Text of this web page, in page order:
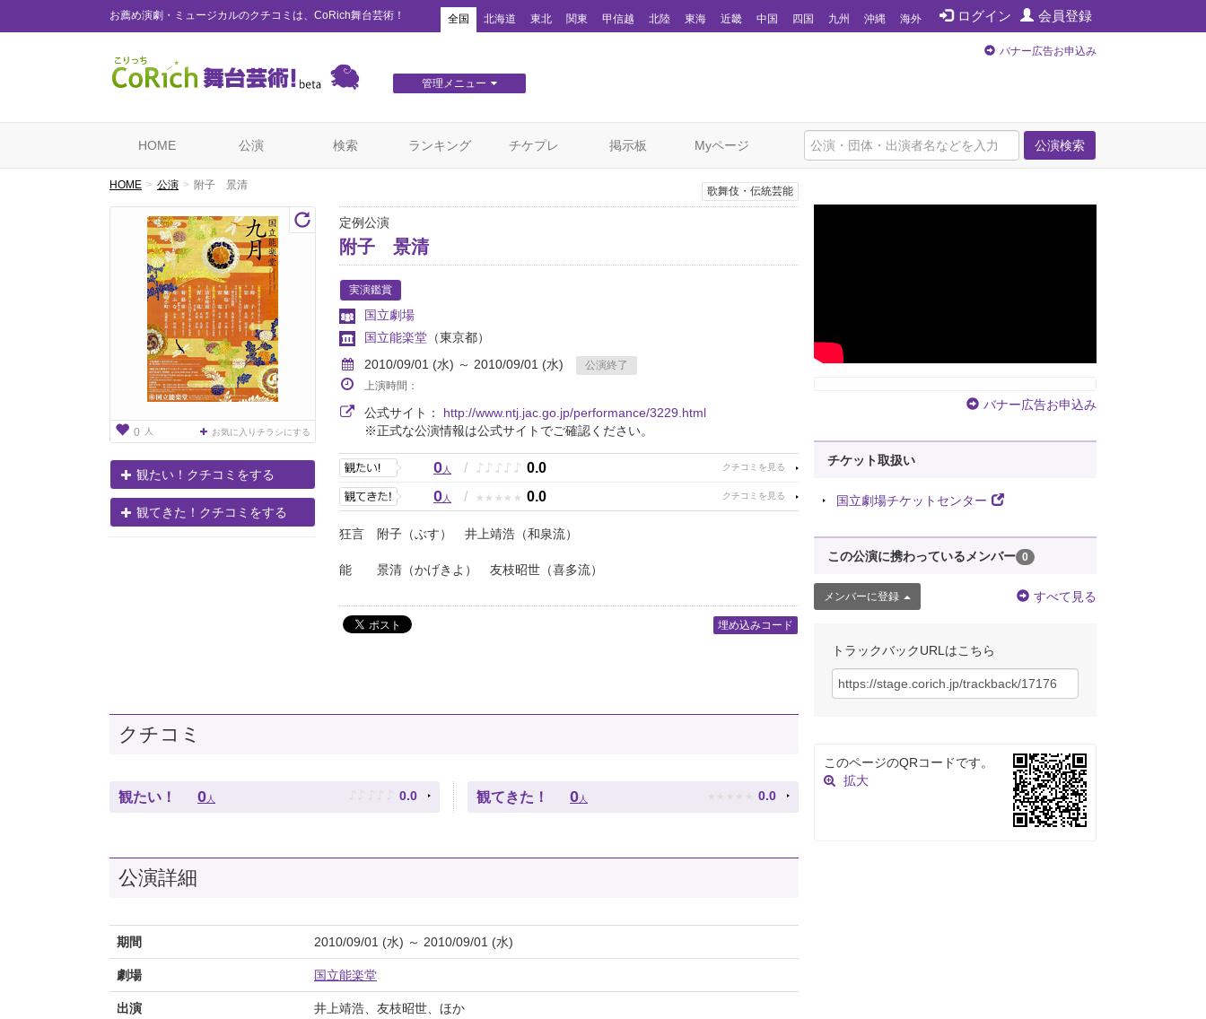
お薦め演劇・ミュージカルのクチコミは、CoRich舞台芸術！ ログイン 会員登録
全国 北海道 東北 関東 甲信越 北陸 東海 近畿 中国 四国 九州 沖縄 海外
管理メニュー
バナー広告お申込み
公演検索
HOME 公演 検索 ランキング チケプレ 掲示板 Myページ
HOME 公演 附子 景清
0 人 お気に入りチラシにする
観たい！クチコミをする
観てきた！クチコミをする
歌舞伎・伝統芸能
定例公演
附子 景清
実演鑑賞
国立劇場
国立能楽堂 （東京都）
2010/09/01 (水) ～ 2010/09/01 (水)
公演終了
上演時間：
公式サイト： http://www.ntj.jac.go.jp/performance/3229.html
※正式な公演情報は公式サイトでご確認ください。
0人 / ♪ ♪ ♪ ♪ ♪ 0.0
0人 / ★ ★ ★ ★ ★ 0.0
狂言 附子（ぶす） 井上靖浩（和泉流）
能 景清（かげきよ） 友枝昭世（喜多流）
埋め込みコード
クチコミ
観たい！ 0 人 ♪ ♪ ♪ ♪ ♪ 0.0 観てきた！ 0 人 ★ ★ ★ ★ ★ 0.0
公演詳細
期間 2010/09/01 (水) ～ 2010/09/01 (水)
劇場 国立能楽堂
出演 井上靖浩、友枝昭世、ほか
バナー広告お申込み
チケット取扱い
国立劇場チケットセンター
この公演に携わっているメンバー 0
メンバーに登録 すべて見る
トラックバックURLはこちら
このページのQRコードです。
拡大